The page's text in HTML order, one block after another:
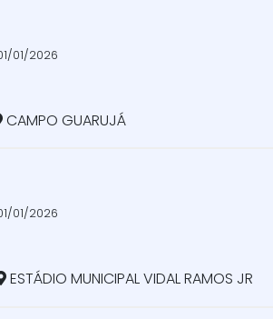
01/2026
CAMPO GUARUJÁ
01/2026
ESTÁDIO MUNICIPAL VIDAL RAMOS JR